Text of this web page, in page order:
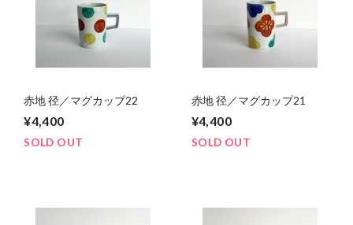
赤地 径／マグカップ22
¥4,400
SOLD OUT
赤地 径／マグカップ21
¥4,400
SOLD OUT